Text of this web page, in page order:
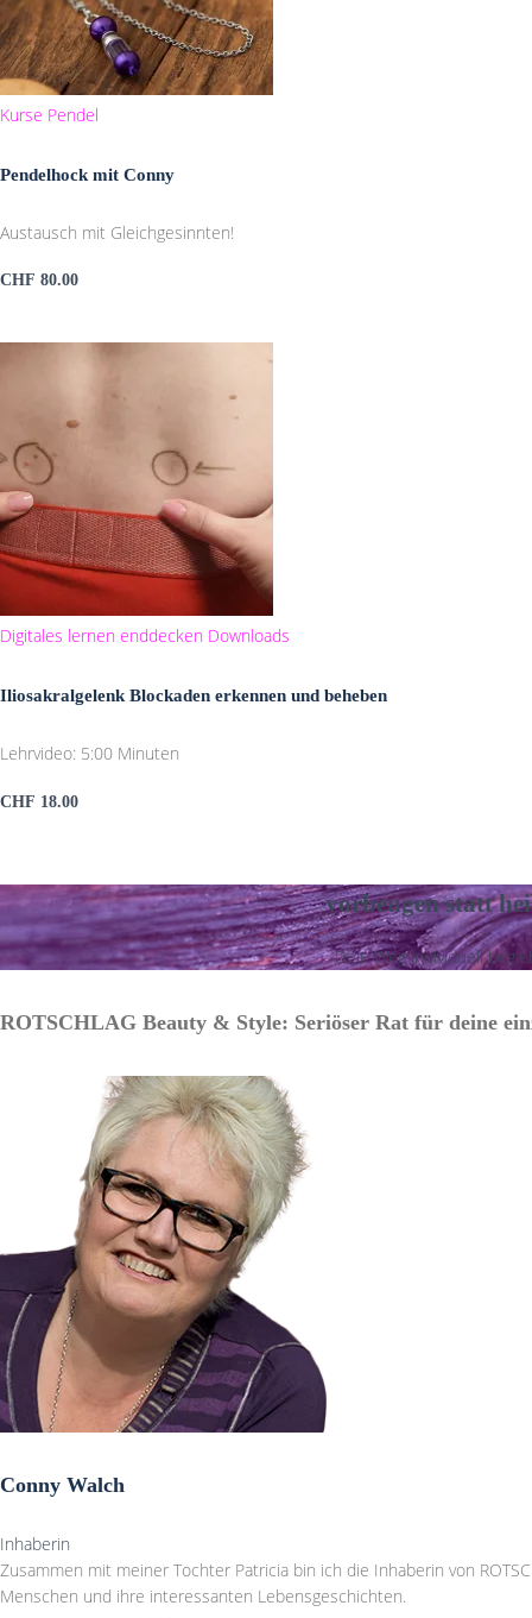
Kurse Pendel
Pendelhock mit Conny
Austausch mit Gleichgesinnten!
CHF 80.00
Digitales lernen enddecken Downloads
Iliosakralgelenk Blockaden erkennen und beheben
Lehrvideo: 5:00 Minuten
CHF 18.00
vorbeugen statt
Dein Weg individuell
ROTSCHLAG Beauty & Style: Seriöser Rat für deine
Conny Walch
Inhaberin
Zusammen mit meiner Tochter Patricia bin ich die Inhaberin von
Menschen und ihre interessanten Lebensgeschichten.